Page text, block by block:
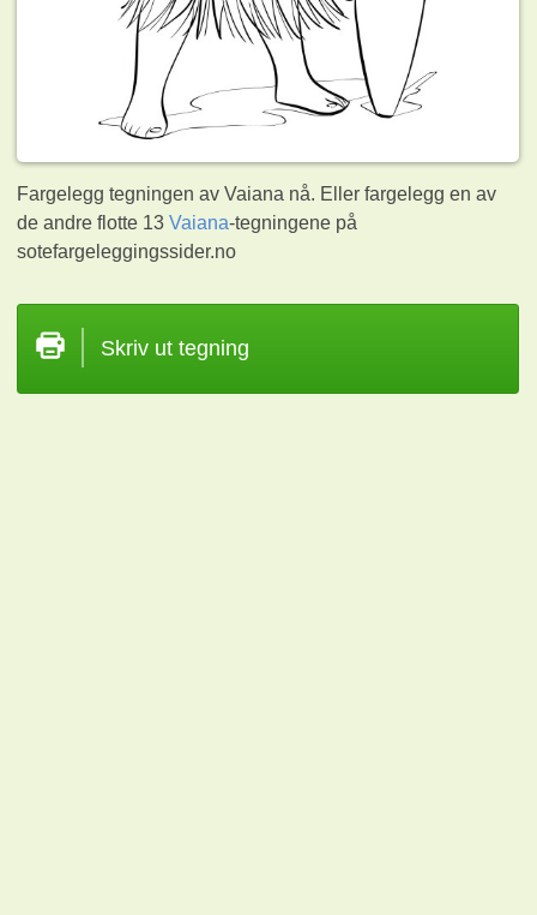
Fargelegg tegningen av Vaiana nå. Eller fargelegg en av
de andre flotte 13Vaiana-tegningene på
sotefargeleggingssider.no
Skriv ut tegning